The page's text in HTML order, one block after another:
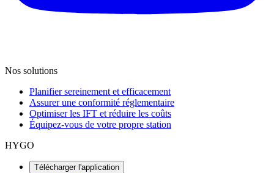
Nos solutions
Planifier sereinement et efficacement
Assurer une conformité réglementaire
Optimiser les IFT et réduire les coûts
Équipez-vous de votre propre station
HYGO
Télécharger l'application